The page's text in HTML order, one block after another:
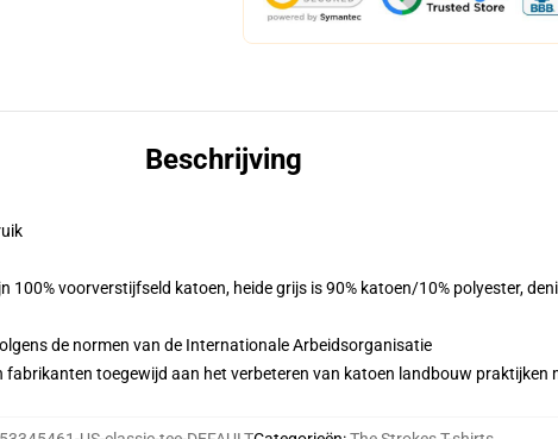
Beschrijving
voorverstijfseld katoen, heide grijs is 90% katoen/10% polyester,
de normen van de Internationale Arbeidsorganisatie
toegewijd aan het verbeteren van katoen landbouw